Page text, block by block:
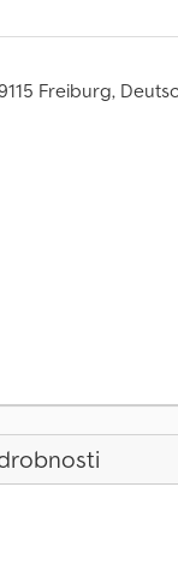
Freiburg,